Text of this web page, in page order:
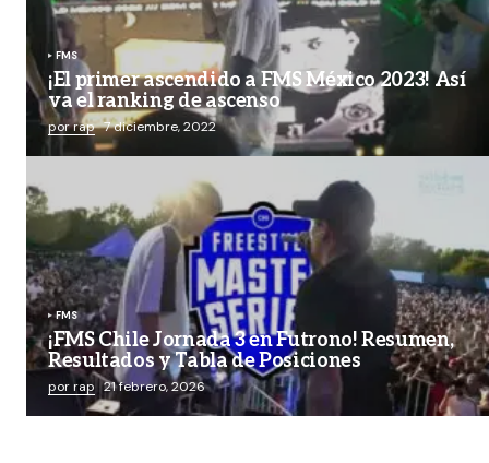
FMS
¡El primer ascendido a FMS México 2023! Así
va el ranking de ascenso
por rap 7 diciembre, 2022
FMS
¡FMS Chile Jornada 3 en Futrono! Resumen,
Resultados y Tabla de Posiciones
por rap 21 febrero, 2026